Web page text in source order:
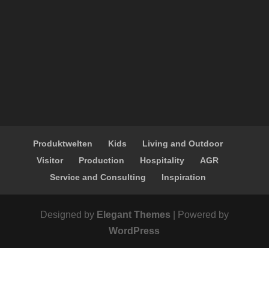
Produktwelten Kids
Living and Outdoor
Visitor
Production Hospitality
AGR
Service and Consulting
Inspiration
Designed by Elegant Themes | Powered by
WordPress